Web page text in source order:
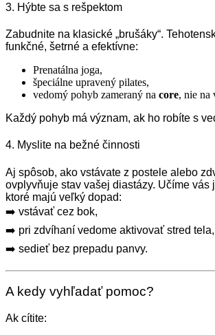
3. Hýbte sa s rešpektom
Zabudnite na klasické „brušáky“.
funkčné, šetrné a efektívne:
Prenatálna joga,
špeciálne upravený pilates,
vedomý pohyb zameraný na core, nie na
Každý pohyb má význam, ak ho robíte s
4. Myslite na bežné činnosti
Aj spôsob, ako vstávate z postele alebo
ovplyvňuje stav vašej diastázy. Učíme vás
ktoré majú veľký dopad:
➡️ vstávať cez bok,
➡️ pri zdvíhaní vedome aktivovať stred tela,
➡️ sedieť bez prepadu panvy.
A kedy vyhľadať pomoc?
Ak cítite: